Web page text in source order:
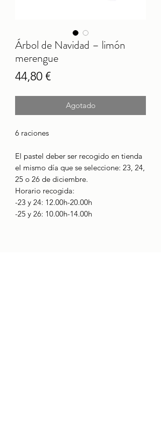
Árbol de Navidad – limón
merengue
44,80 €Precio
Agotado
6 raciones
El pastel deber ser recogido en tienda
el mismo día que se seleccione: 23, 24,
25 o 26 de diciembre.
Horario recogida:
-23 y 24: 12.00h-20.00h
-25 y 26: 10.00h-14.00h